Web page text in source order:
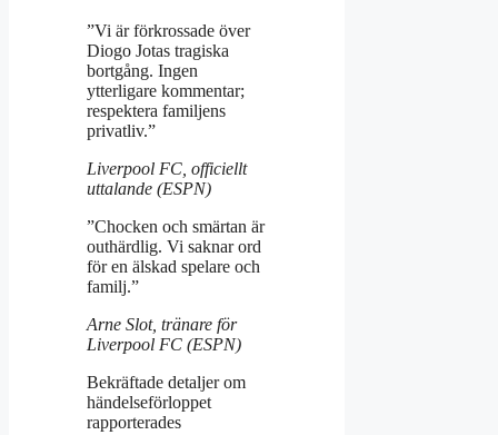
”Vi är förkrossade över
Diogo Jotas tragiska
bortgång. Ingen
ytterligare kommentar;
respektera familjens
privatliv.”
Liverpool FC, officiellt
uttalande (ESPN)
”Chocken och smärtan är
outhärdlig. Vi saknar ord
för en älskad spelare och
familj.”
Arne Slot, tränare för
Liverpool FC (ESPN)
Bekräftade detaljer om
händelseförloppet
rapporterades